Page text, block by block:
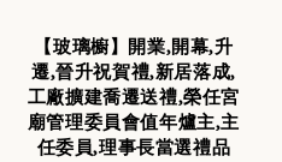
【玻璃櫥】開業,開幕,升
遷,晉升祝賀禮,新居落成,
工廠擴建喬遷送禮,榮任宮
廟管理委員會值年爐主,主
任委員,理事長當選禮品